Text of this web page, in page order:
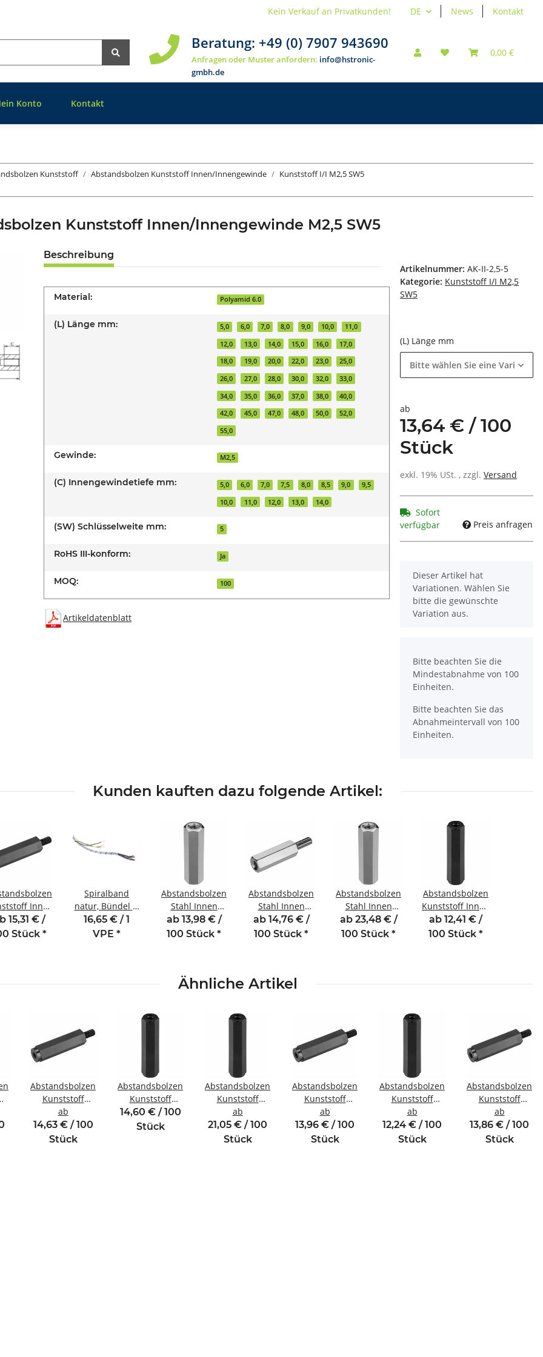
DE News Kontakt
Kein Verkauf an Privatkunden!
Beratung: +49 (0) 7907 943690
Anfragen oder Muster anfordern: info@hstronic-
gmbh.de
0,00 €
Konto Kontakt
Kunststoff Abstandsbolzen Kunststoff Innen/Innengewinde
Kunststoff I/I M2,5 SW5
Kunststoff Innen/Innengewinde M2,5 SW5
Beschreibung
Material: Polyamid 6.0
(L) Länge mm: 5,0 6,0 7,0 8,0 9,0 10,0 11,0
12,0 13,0 14,0 15,0 16,0 17,0
18,0 19,0 20,0 22,0 23,0 25,0
26,0 27,0 28,0 30,0 32,0 33,0
34,0 35,0 36,0 37,0 38,0 40,0
42,0 45,0 47,0 48,0 50,0 52,0
55,0
Gewinde: M2,5
(C) Innengewindetiefe mm: 5,0 6,0 7,0 7,5 8,0 8,5 9,0 9,5
10,0 11,0 12,0 13,0 14,0
(SW) Schlüsselweite mm: 5
RoHS III-konform: Ja
MOQ: 100
Artikeldatenblatt
Artikelnummer: AK-II-2,5-5
Kategorie: Kunststoff I/I M2,5
SW5
(L) Länge mm
Bitte wählen Sie eine Variation.
ab
13,64 € / 100
Stück
exkl. 19% USt. , zzgl. Versand
Sofort
verfügbar
Preis anfragen
x
Dieser Artikel hat
Variationen. Wählen Sie
bitte die gewünschte
Variation aus.
Bitte beachten Sie die
Mindestabnahme von 100
Einheiten.
Bitte beachten Sie das
Abnahmeintervall von 100
Einheiten.
Kunden kauften dazu folgende Artikel:
Innen
mm M3 SW6
15,31 € /
Stück *
Spiralband
natur, Bündel Ø
3-15 mm
16,65 € / 1
VPE *
Abstandsbolzen
Stahl Innen
/Innengewinde
20 mm M3
ab 13,98 € /
100 Stück *
Abstandsbolzen
Stahl Innen
/Außengewinde
15 mm M3
ab 14,76 € /
100 Stück *
Abstandsbolzen
Stahl Innen
/Innengewinde
30 mm M5 SW8
ab 23,48 € /
100 Stück *
Abstandsbolzen
Kunststoff Innen
/Innengewinde
20 mm M3 SW6
ab 12,41 € /
100 Stück *
Ähnliche Artikel
Abstandsbolzen
Kunststoff
Innen/Außengewinde
M2,5 SW5
ab
14,63 € / 100
Stück
Abstandsbolzen
Kunststoff
Innen/Innengewinde
M2 SW5
14,60 € / 100
Stück
Abstandsbolzen
Kunststoff
Innen/Innengewinde
M6 SW10
ab
21,05 € / 100
Stück
Abstandsbolzen
Kunststoff
Innen/Außengewinde
M3 SW6
ab
13,96 € / 100
Stück
Abstandsbolzen
Kunststoff
Innen/Innengewinde
M4 SW8
ab
12,24 € / 100
Stück
Abstandsbolzen
Kunststoff
Innen/
M4 SW8
ab
13,86 € / 100
Stück